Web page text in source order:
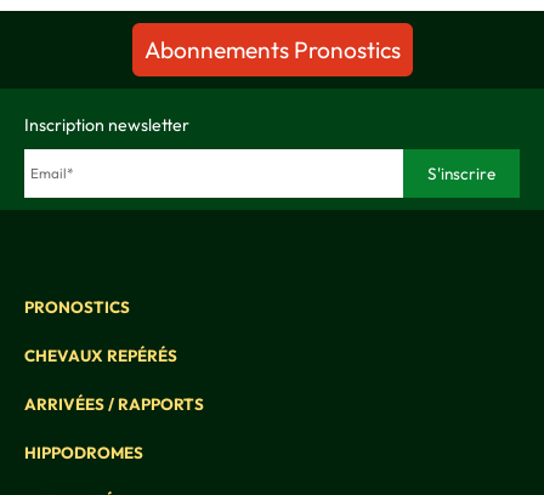
Abonnements Pronostics
Inscription newsletter
PRONOSTICS
CHEVAUX REPÉRÉS
ARRIVÉES / RAPPORTS
HIPPODROMES